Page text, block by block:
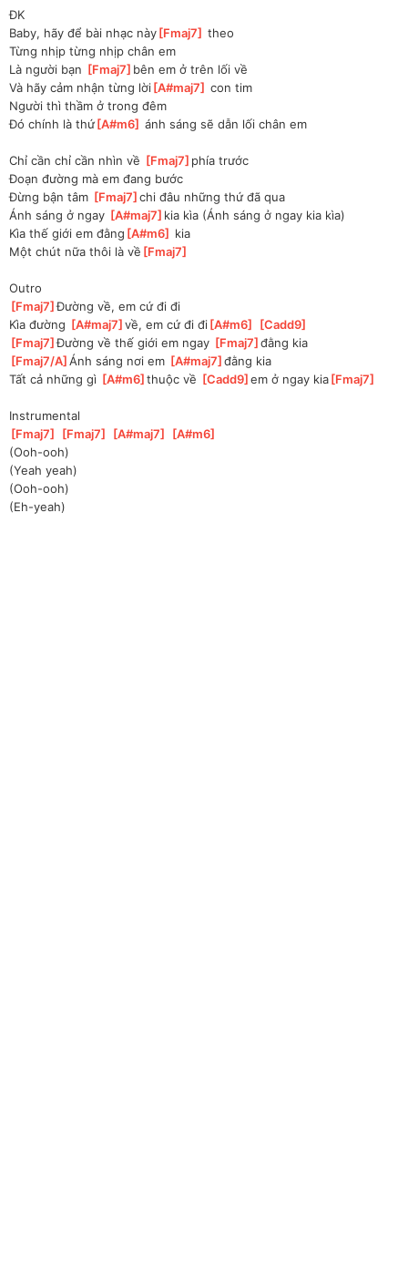
ĐK
Baby, hãy để bài nhạc này[Fmaj7 ] theo
Từng nhịp từng nhịp chân em
Là người bạn [Fmaj7 ]bên em ở trên lối về
Và hãy cảm nhận từng lời[A#maj7 ] con tim
Người thì thầm ở trong đêm
Đó chính là thứ[A#m6 ] ánh sáng sẽ dẫn lối chân em
Chỉ cần chỉ cần nhìn về [Fmaj7 ]phía trước
Đoạn đường mà em đang bước
Đừng bận tâm [Fmaj7 ]
chi đâu những thứ đã qua
Ánh sáng ở ngay [A#maj7 ]kia kìa (Ánh sáng ở ngay kia kìa)
Kìa thế giới em đằng [A#m6
kia
Một chút nữa thôi là về [Fmaj7
Outro
[Fmaj7 ]
Đường về, em cứ đi đi
Kìa đường [A#maj7 ]
về, em cứ đi đi[A#m6 [Cadd9
[Fmaj7 ]
Đường về thế giới em ngay [Fmaj7 ]
đằng kia
[Fmaj7/A ]
Ánh sáng nơi em [A#maj7 ]
đằng kia
Tất cả những gì [A#m6 ]thuộc về [Cadd9 ]
em ở ngay kia[Fmaj7
Instrumental
[Fmaj7 [Fmaj7 [A#maj7 [A#m6
(Ooh-ooh)
(Yeah yeah)
(Ooh-ooh)
(Eh-yeah)